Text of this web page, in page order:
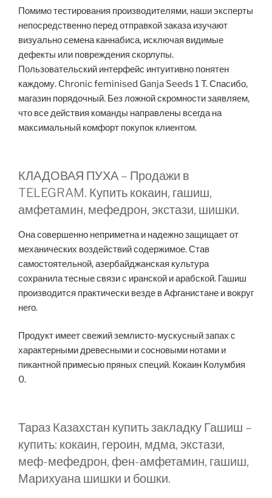
Помимо тестирования производителями, наши эксперты
непосредственно перед отправкой заказа изучают
визуально семена каннабиса, исключая видимые
дефекты или повреждения скорлупы.
Пользовательский интерфейс интуитивно понятен
каждому. Chronic feminised Ganja Seeds 1 T. Спасибо,
магазин порядочный. Без ложной скромности заявляем,
что все действия команды направлены всегда на
максимальный комфорт покупок клиентом.
КЛАДОВАЯ ПУХА – Продажи в
TELEGRAM. Купить кокаин, гашиш,
амфетамин, мефедрон, экстази, шишки.
Она совершенно неприметна и надежно защищает от
механических воздействий содержимое. Став
самостоятельной, азербайджанская культура
сохранила тесные связи с иранской и арабской. Гашиш
производится практически везде в Афганистане и вокруг
него.
Продукт имеет свежий землисто-мускусный запах с
характерными древесными и сосновыми нотами и
пикантной примесью пряных специй. Кокаин Колумбия
0.
Тараз Казахстан купить закладку Гашиш –
купить: кокаин, героин, мдма, экстази,
меф-мефедрон, фен-амфетамин, гашиш,
Марихуана шишки и бошки.